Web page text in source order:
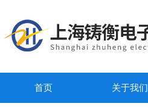
首页 关于我们